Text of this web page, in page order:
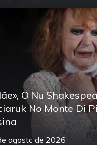
O Nu
No Monte Di
agosto de 2026